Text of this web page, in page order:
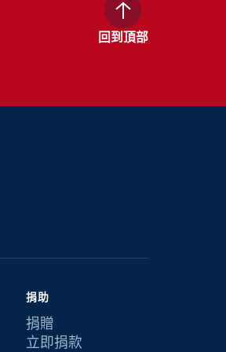
回到頂部
捐助
捐贈
立即捐款